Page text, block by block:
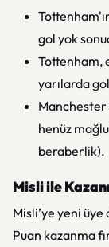
gol yok
Tottenham,
yarılarda
Manchester
henüz
beraberlik).
Misli ile
Misli’ye yeni
Puan kazanma